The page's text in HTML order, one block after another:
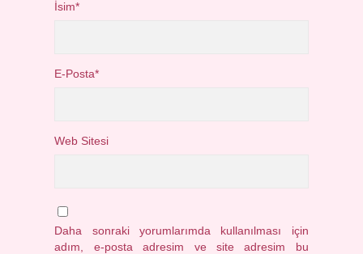
İsim*
E-Posta*
Web Sitesi
Daha sonraki yorumlarımda kullanılması için
adım, e-posta adresim ve site adresim bu